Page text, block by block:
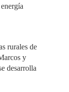
rurales de
y
desarrolla